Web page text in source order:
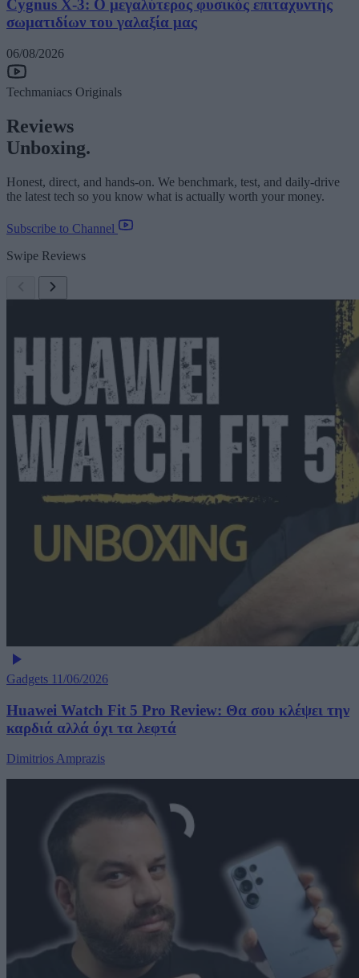
Cygnus X-3: Ο μεγαλύτερος φυσικός επιταχυντής
σωματιδίων του γαλαξία μας
06/08/2026
Techmaniacs Originals
Reviews
Unboxing.
Honest, direct, and hands-on. We benchmark, test, and daily-drive
the latest tech so you know what is actually worth your money.
Subscribe to Channel
Swipe Reviews
Gadgets 11/06/2026
Huawei Watch Fit 5 Pro Review: Θα σου κλέψει την
καρδιά αλλά όχι τα λεφτά
Dimitrios Amprazis